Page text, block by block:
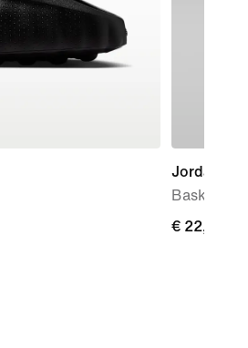
Jordan
Basketball
€ 22,99
€ 22,99